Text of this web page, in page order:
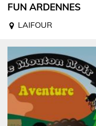
FUN ARDENNES
LAIFOUR